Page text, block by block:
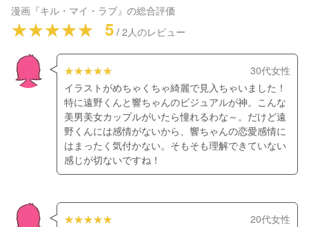
漫画『キル・マイ・ラブ』 の総合評価
5 / 2 人のレビュー
30代女性
イラストがめちゃくちゃ綺麗で見入ちゃいました！
特に遠野くんと響ちゃんのビジュアルが神。こんな
美男美女カップルがいたら憧れるわな～。だけど遠
野くんには感情がないから、響ちゃんの恋愛感情に
はまったく気付かない。そもそも理解できていない
感じが切ないですね！
20代女性